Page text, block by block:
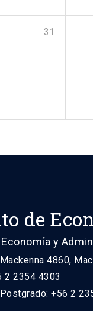
31
de
y
4860,
2 2354 4303
+56 2